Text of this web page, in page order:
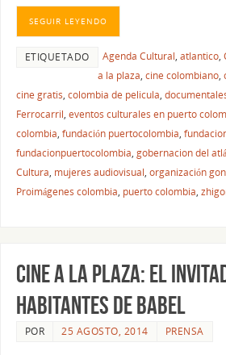
SEGUIR LEYENDO
ETIQUETADO Agenda Cultural, atlantico,
a la plaza, cine colombiano,
cine gratis, colombia de pelicula,
Ferrocarril, eventos culturales en puerto
colombia, fundación puertocolombia,
fundacionpuertocolombia, gobernacion del
Cultura, mujeres audiovisual, organización
Proimágenes colombia, puerto colombia,
CINE A LA PLAZA: EL
HABITANTES DE BABEL
POR 25 AGOSTO, 2014 PRENSA